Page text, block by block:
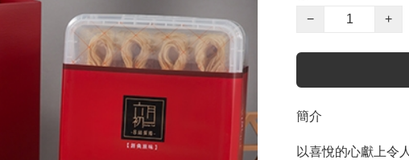
−
+
簡介
以喜悅的心獻上令